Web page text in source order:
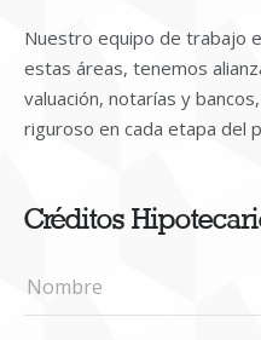
Nuestro equipo de trabajo
estas áreas, tenemos
valuación, notarías y
riguroso en cada etapa del
Créditos